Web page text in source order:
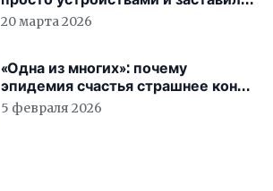
вас бесплатно работать
20 марта 2026
«Одна из многих»: почему
эпидемия счастья страшнее конца
света
5 февраля 2026